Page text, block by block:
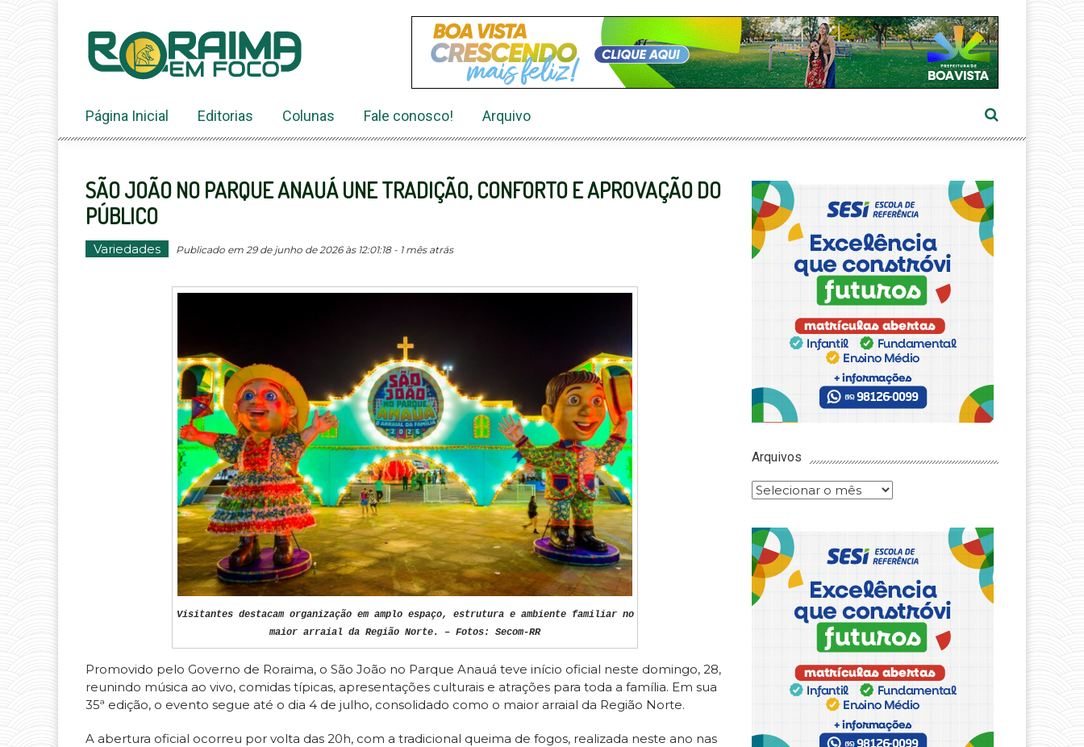
conteúdo
Página Inicial Editorias Colunas Fale conosco! Arquivo
SÃO JOÃO NO PARQUE ANAUÁ UNE TRADIÇÃO, CONFORTO E APROVAÇÃO DO
PÚBLICO
Variedades Publicado em 29 de junho de 2026 às 12:01:18 - 1 mês atrás
Visitantes destacam organização em amplo espaço, estrutura e ambiente familiar no
maior arraial da Região Norte. – Fotos: Secom-RR
Promovido pelo Governo de Roraima, o São João no Parque Anauá teve início oficial neste domingo, 28,
reunindo música ao vivo, comidas típicas, apresentações culturais e atrações para toda a família. Em sua
35ª edição, o evento segue até o dia 4 de julho, consolidado como o maior arraial da Região Norte.
A abertura oficial ocorreu por volta das 20h, com a tradicional queima de fogos, realizada neste ano nas
Arquivos
Arquivos